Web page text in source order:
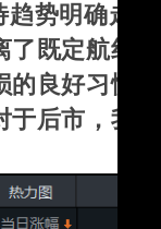
势明确走
了既定航线
的良好习惯
于后市，我